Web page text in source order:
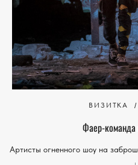
ВИЗИТКА
Фаер-команда
Артисты огненного шоу на